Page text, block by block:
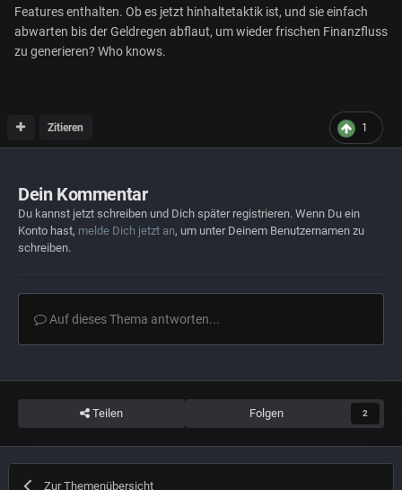
Features enthalten. Ob es jetzt hinhaltetaktik ist, und sie einfach
abwarten bis der Geldregen abflaut, um wieder frischen Finanzfluss
zu generieren? Who knows.
1
Zitieren
Dein Kommentar
Du kannst jetzt schreiben und Dich später registrieren. Wenn Du ein
Konto hast, melde Dich jetzt an, um unter Deinem Benutzernamen zu
schreiben.
Auf dieses Thema antworten...
Teilen Folgen 2
Zur Themenübersicht